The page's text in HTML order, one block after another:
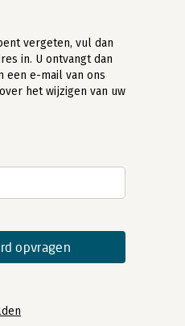
vergeten, vul dan
in. U ontvangt dan
een e-mail van ons
het wijzigen van uw